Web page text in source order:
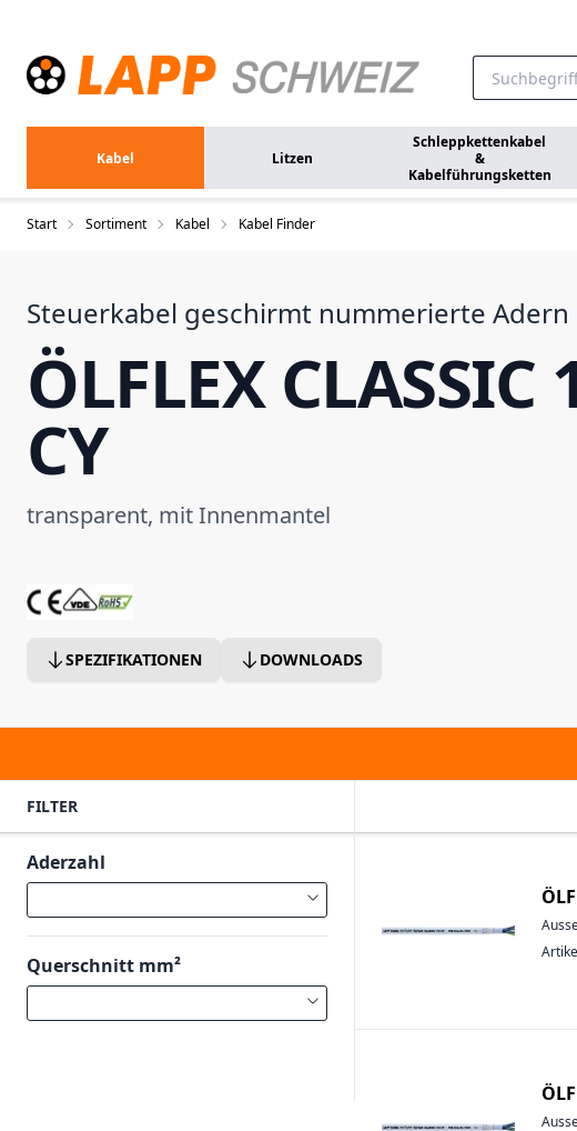
Kabel Litzen
Schleppkettenkabel
&
Kabelführungsketten
Start Sortiment Kabel Kabel Finder
Steuerkabel geschirmt nummerierte Adern
ÖLFLEX CLASSIC
CY
transparent, mit Innenmantel
SPEZIFIKATIONEN DOWNLOADS
FILTER
Aderzahl
Querschnitt mm²